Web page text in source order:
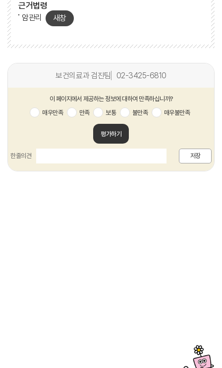
근거법령
암관리 새창
보건의료과 검진팀 02-3425-6810
이 페이지에서 제공하는 정보에 대하여 만족하십니까?
매우만족
만족 보통 불만족 매우불만족
평가하기
한줄의견 저장